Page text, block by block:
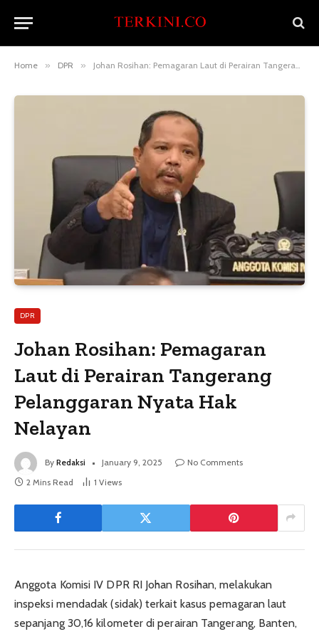
Home » DPR » Johan Rosihan: Pemagaran Laut di Perairan Tangerang Pelanggaran Nyata Hak Nelayan
DPR
Johan Rosihan: Pemagaran
Laut di Perairan Tangerang
Pelanggaran Nyata Hak
Nelayan
By Redaksi January 9, 2025
No Comments
2 Mins Read
1 Views
Anggota Komisi IV DPR RI Johan Rosihan, melakukan
inspeksi mendadak (sidak) terkait kasus pemagaran laut
sepanjang 30,16 kilometer di perairan Tangerang, Banten,